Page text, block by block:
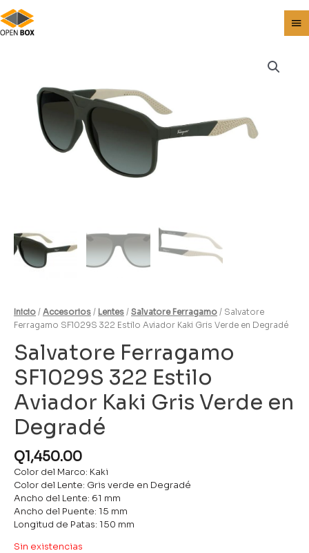
Inicio / Accesorios / Lentes / Salvatore Ferragamo / Salvatore
Ferragamo SF1029S 322 Estilo Aviador Kaki Gris Verde en Degradé
Salvatore Ferragamo
SF1029S 322 Estilo
Aviador Kaki Gris Verde en
Degradé
Q1,450.00
Color del Marco: Kaki
Color del Lente: Gris verde en Degradé
Ancho del Lente: 61 mm
Ancho del Puente: 15 mm
Longitud de Patas: 150 mm
Sin existencias